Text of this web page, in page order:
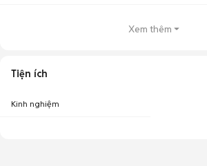
Xem thêm
Tiện ích
Kinh nghiệm